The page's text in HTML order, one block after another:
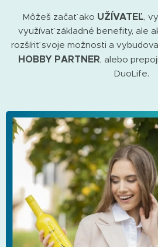
Môžeš začať ako UŽÍVATEĽ,
využívať základné benefity, ale
rozšíriť svoje možnosti a
HOBBY PARTNER, alebo
DuoLife.